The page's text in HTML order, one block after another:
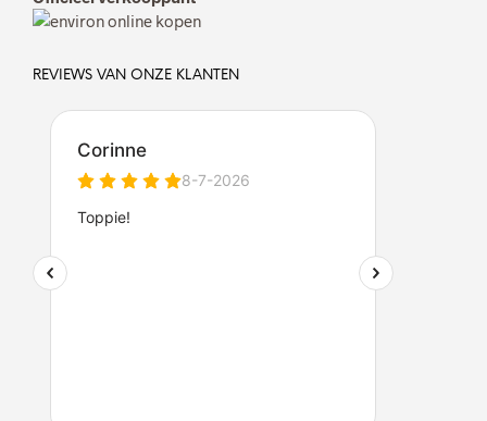
REVIEWS VAN ONZE KLANTEN